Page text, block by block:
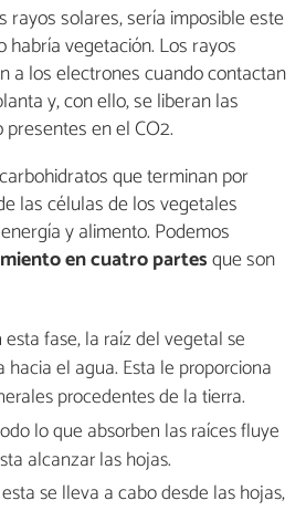
rayos solares, sería imposible este
habría vegetación. Los rayos
a los electrones cuando contactan
y, con ello, se liberan las
en el CO2.
que terminan por
las células de los vegetales
y alimento. Podemos
en cuatro partesque son
esta fase, la raíz del vegetal se
hacia el agua. Esta le proporciona
procedentes de la tierra.
lo que absorben las raíces fluye
alcanzar las hojas.
esta se lleva a cabo desde las hojas,